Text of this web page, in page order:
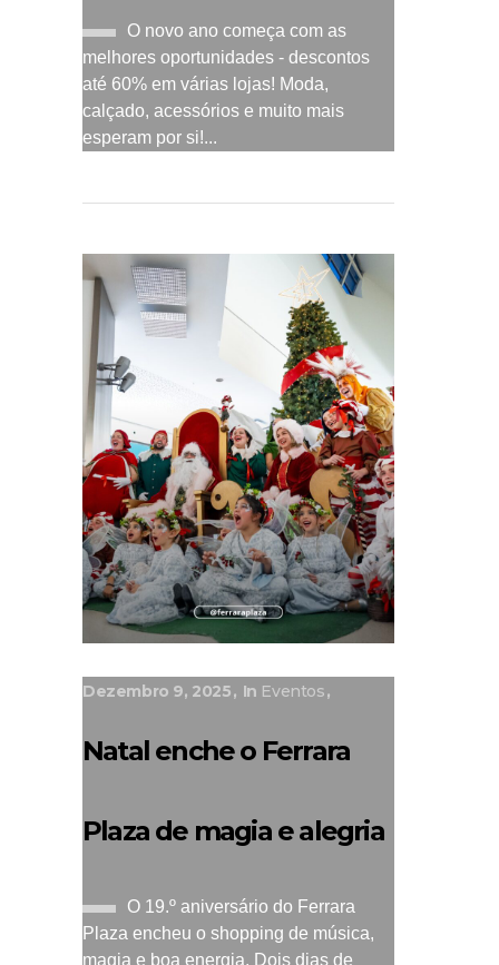
O novo ano começa com as
melhores oportunidades - descontos
até 60% em várias lojas! Moda,
calçado, acessórios e muito mais
esperam por si!...
Dezembro 9, 2025 In Eventos
Natal enche o Ferrara
Plaza de magia e alegria
O 19.º aniversário do Ferrara
Plaza encheu o shopping de música,
magia e boa energia. Dois dias de